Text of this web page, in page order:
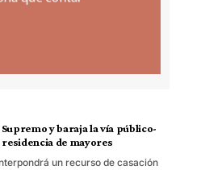
y baraja la vía público-
de mayores
un recurso de casación